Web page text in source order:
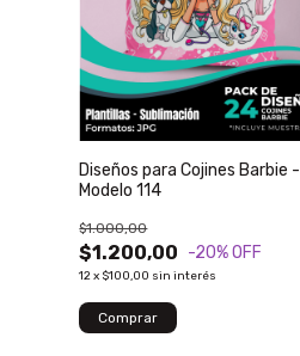
Diseños para Cojines Barbie -
Modelo 114
$1.200,00
$1.000,00
-20% OFF
12x $100,00 sin interés